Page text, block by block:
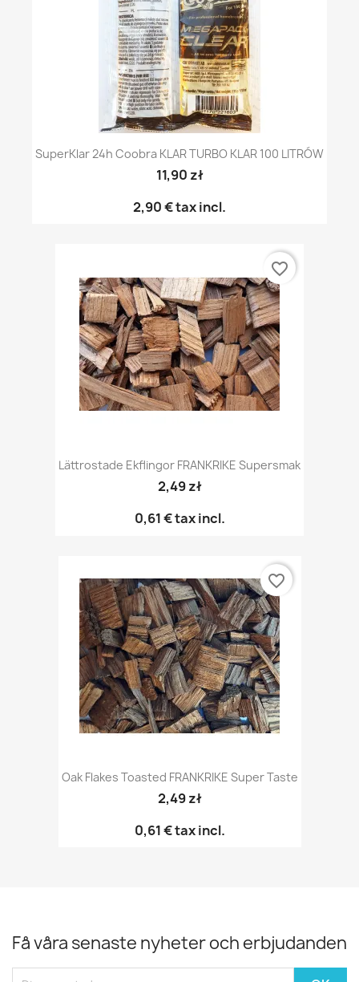
SuperKlar 24h Coobra KLAR TURBO KLAR 100 LITRÓW
11,90 zł
2,90 €tax incl.
Lättrostade Ekflingor FRANKRIKE Supersmak
2,49 zł
0,61 €tax incl.
favorite_border
Oak Flakes Toasted FRANKRIKE Super Taste
2,49 zł
0,61 €tax incl.
favorite_border
Få våra senaste nyheter och erbjudanden